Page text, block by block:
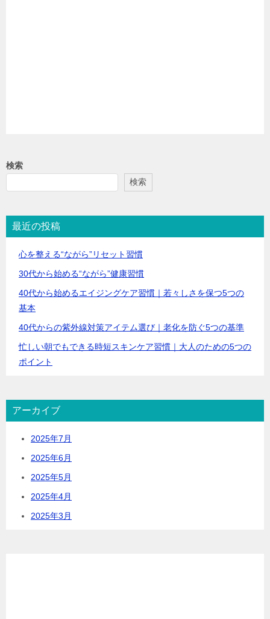
検索
検索
最近の投稿
心を整える“ながら”リセット習慣
30代から始める“ながら”健康習慣
40代から始めるエイジングケア習慣｜若々しさを保つ5つの
基本
40代からの紫外線対策アイテム選び｜老化を防ぐ5つの基準
忙しい朝でもできる時短スキンケア習慣｜大人のための5つの
ポイント
アーカイブ
2025年7月
2025年6月
2025年5月
2025年4月
2025年3月